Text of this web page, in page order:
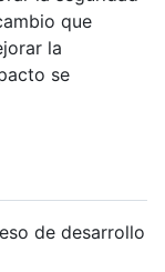
que
la
se
de desarrollo